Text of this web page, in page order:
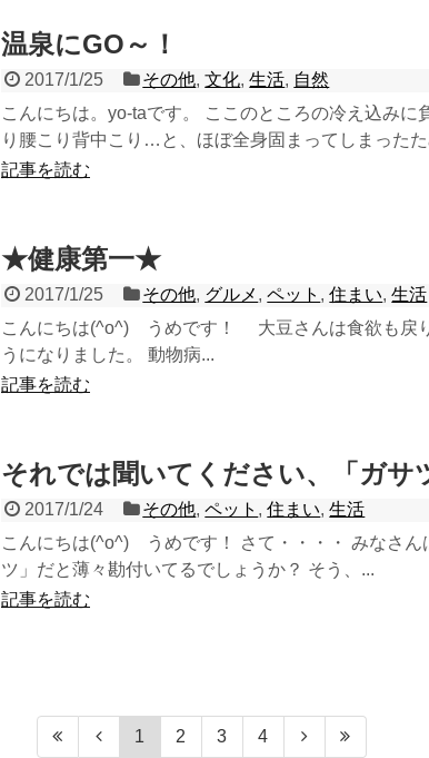
温泉にGO～！
2017/1/25 その他,文化,生活, 自然
こんにちは。yo-taです。 ここのところの冷え込みに
り腰こり背中こり…と、ほぼ全身固まってしまった
記事を読む
★健康第一★
2017/1/25 その他, グルメ ,ペット ,住まい,生活
こんにちは(^o^) うめです！ 大豆さんは食欲も戻
うになりました。 動物病...
記事を読む
それでは聞いてください、「ガサ
2017/1/24 その他,ペット ,住まい,生活
こんにちは(^o^) うめです！ さて・・・・ みなさん
ツ」だと薄々勘付いてるでしょうか？ そう、...
記事を読む
1 2 3 4